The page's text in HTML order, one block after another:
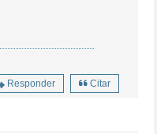
Responder Citar